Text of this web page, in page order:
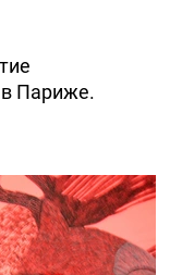
в Париже.